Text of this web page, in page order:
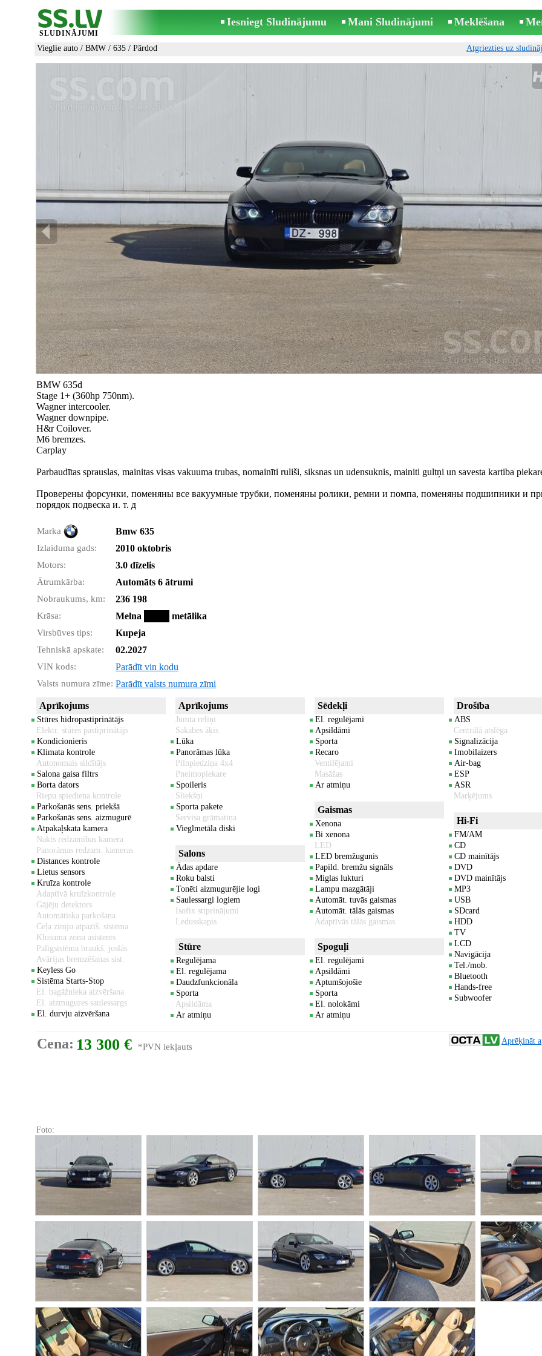
SLUDINĀJUMI
Iesniegt Sludinājumu Mani Sludinājumi Meklēšana
Vieglie auto / BMW / 635 / Pārdod Atgriezties uz
BMW 635d
Stage 1+ (360hp 750nm).
Wagner intercooler.
Wagner downpipe.
H&r Coilover.
M6 bremzes.
Carplay
Parbaudītas sprauslas, mainitas visas vakuuma trubas, nomainīti ruliši, siksnas un udensuknis, mainiti gultņi un savesta kartiba
Проверены форсунки, поменяны все вакуумные трубки, поменяны ролики, ремни и помпа, поменяны подшипники и
порядок подвеска и. т. д
Marka Bmw 635
Izlaiduma gads: 2010 oktobris
Motors: 3.0 dīzelis
Ātrumkārba: Automāts 6 ātrumi
Nobraukums, km: 236 198
Krāsa: Melna metālika
Virsbūves tips: Kupeja
Tehniskā apskate: 02.2027
VIN kods: Parādīt vin kodu
Valsts numura zīme: Parādīt valsts numura zīmi
Aprīkojums
Stūres hidropastiprinātājs
Elektr. stūres pastiprinātājs
Kondicionieris
Klimata kontrole
Autonomais sildītājs
Salona gaisa filtrs
Borta dators
Riepu spiediena kontrole
Parkošanās sens. priekšā
Parkošanās sens. aizmugurē
Atpakaļskata kamera
Nakts redzamības kamera
Panorāmas redzam. kameras
Distances kontrole
Lietus sensors
Kruīza kontrole
Adaptīvā kruīzkontrole
Gājēju detektors
Automātiska parkošana
Ceļa zīmju atpazīš. sistēma
Klusuma zonu asistents
Palīgsistēma braukš. joslās
Avārijas bremzēšanas sist.
Keyless Go
Sistēma Starts-Stop
El. bagāžnieka aizvēršana
El. aizmugures saulessargs
El. durvju aizvēršana
Aprīkojums
Jumta reliņi
Sakabes āķis
Lūka
Panorāmas lūka
Pilnpiedziņa 4x4
Pneimopiekare
Spoileris
Sliekšņi
Sporta pakete
Servisa grāmatiņa
Vieglmetāla diski
Salons
Ādas apdare
Roku balsti
Tonēti aizmugurējie logi
Saulessargi logiem
Isofix stiprinājumi
Ledusskapis
Stūre
Regulējama
El. regulējama
Daudzfunkcionāla
Sporta
Apsildāma
Ar atmiņu
Sēdekļi
El. regulējami
Apsildāmi
Sporta
Recaro
Ventilējami
Masāžas
Ar atmiņu
Gaismas
Xenona
Bi xenona
LED
LED bremžugunis
Papild. bremžu signāls
Miglas lukturi
Lampu mazgātāji
Automāt. tuvās gaismas
Automāt. tālās gaismas
Adaptīvās tālās gaismas
Spoguļi
El. regulējami
Apsildāmi
Aptumšojošie
Sporta
El. nolokāmi
Ar atmiņu
Drošība
ABS
Centrālā atslēga
Signalizācija
Imobilaizers
Air-bag
ESP
ASR
Marķējums
Hi-Fi
FM/AM
CD
CD mainītājs
DVD
DVD mainītājs
MP3
USB
SDcard
HDD
TV
LCD
Navigācija
Tel./mob.
Bluetooth
Hands-free
Subwoofer
Cena: 13 300 € *PVN iekļauts
Aprēķināt
Foto: